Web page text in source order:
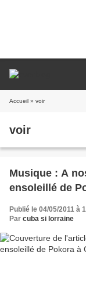
Accueil » voir
voir
Musique : A
ensoleillé de
Publié le 04/05/2011 à
Par cuba si lorraine